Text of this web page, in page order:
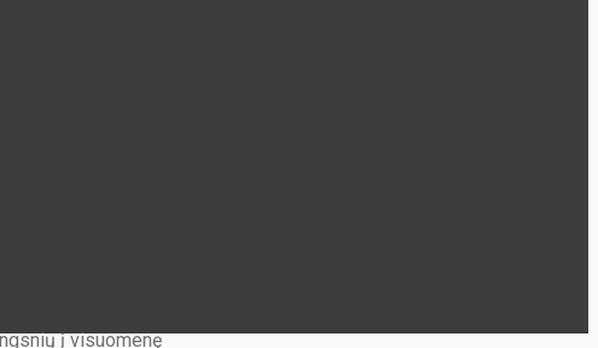
į visuomenę